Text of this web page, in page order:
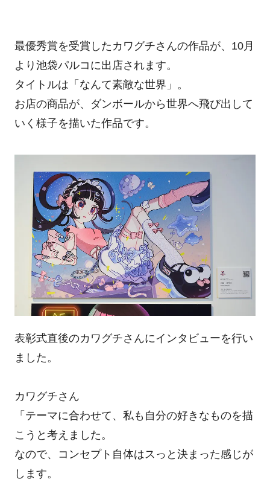
最優秀賞を受賞したカワグチさんの作品が、10月
より池袋パルコに出店されます。
タイトルは「なんて素敵な世界」。
お店の商品が、ダンボールから世界へ飛び出して
いく様子を描いた作品です。
表彰式直後のカワグチさんにインタビューを行い
ました。
カワグチさん
「テーマに合わせて、私も自分の好きなものを描
こうと考えました。
なので、コンセプト自体はスっと決まった感じが
します。